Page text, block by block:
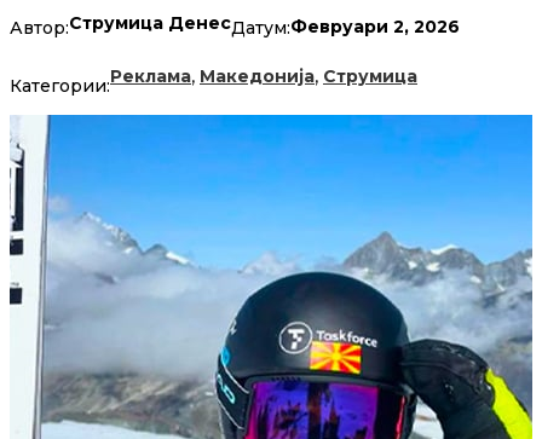
Автор:Струмица ДенесДатум:Февруари 2, 2026
Категории:Реклама, Македонија, Струмица